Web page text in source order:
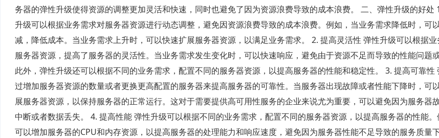
务器的弹性升级使得资源的调整更加灵活和快速，同时也避免了因为资源浪费导致的成本浪费。 二、弹性升级的好处
升级可以根据业务需求对服务器资源进行动态调整，避免因资源浪费导致的成本浪费。例如，当业务需求降低时，可
减，降低成本。当业务需求上升时，可以快速扩展服务器资源，以满足业务需求。 2. 提高灵活性 弹性升级可以根据
服务器资源，提高了服务器的灵活性。当业务需求发生变化时，可以快速响应，避免由于资源不足而导致的性能问题或
此外，弹性升级还可以根据不同的业务需求，配置不同的服务器资源，以提高服务器的性能和稳定性。 3. 提高可靠性
过增加服务器资源的数量或者更换更高配置的服务器来提高服务器的可靠性。当服务器出现故障或者性能下降时，可
展服务器资源，以保持服务器的正常运行。这对于需要提供高可用性服务的企业来说尤为重要，可以避免因为服务器
中断或者数据丢失。 4. 提高性能 弹性升级可以根据不同的业务需求，配置不同的服务器资源，以提高服务器的性能
可以增加服务器的CPU和内存资源，以提高服务器的处理能力和响应速度，避免因为服务器性能不足导致的服务质量